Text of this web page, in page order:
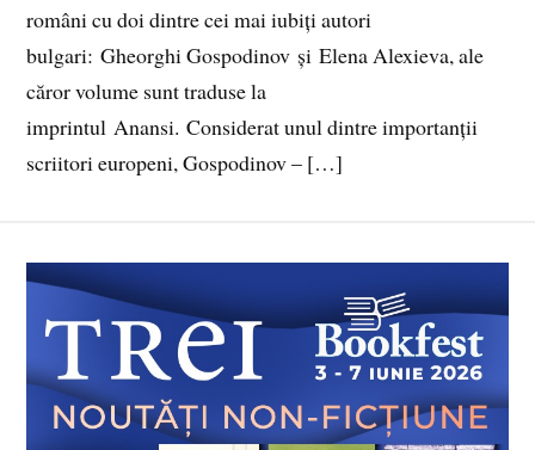
români cu doi dintre cei mai iubiți autori
bulgari: Gheorghi Gospodinov și Elena Alexieva, ale
căror volume sunt traduse la
imprintul Anansi. Considerat unul dintre importanții
scriitori europeni, Gospodinov – […]